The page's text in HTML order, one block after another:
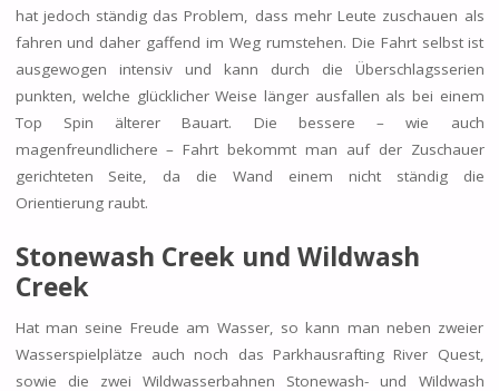
hat jedoch ständig das Problem, dass mehr Leute zuschauen als
fahren und daher gaffend im Weg rumstehen. Die Fahrt selbst ist
ausgewogen intensiv und kann durch die Überschlagsserien
punkten, welche glücklicher Weise länger ausfallen als bei einem
Top Spin älterer Bauart. Die bessere – wie auch
magenfreundlichere – Fahrt bekommt man auf der Zuschauer
gerichteten Seite, da die Wand einem nicht ständig die
Orientierung raubt.
Stonewash Creek und Wildwash
Creek
Hat man seine Freude am Wasser, so kann man neben zweier
Wasserspielplätze auch noch das Parkhausrafting River Quest,
sowie die zwei Wildwasserbahnen Stonewash- und Wildwash